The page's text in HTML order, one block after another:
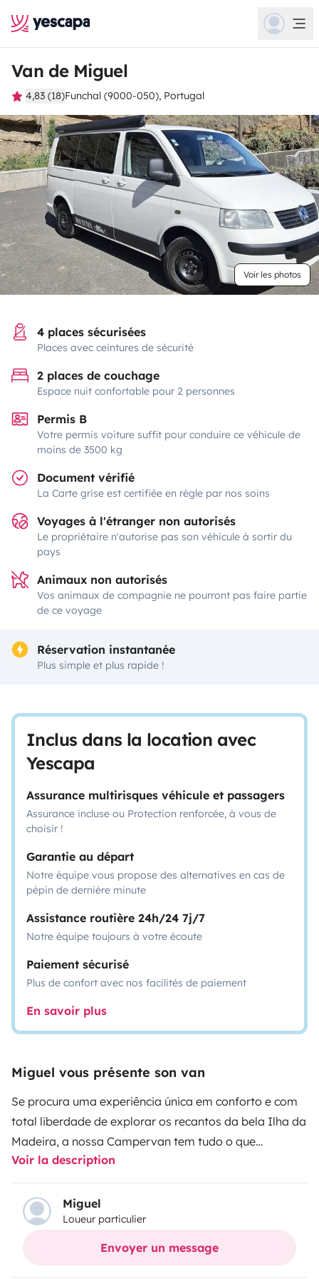
Van de Miguel
4,83 (18)Funchal (9000-050), Portugal
Voir les photos
4 places sécurisées
Places avec ceintures de sécurité
2 places de couchage
Espace nuit confortable pour 2 personnes
Permis B
Votre permis voiture suffit pour conduire ce véhicule de
moins de 3500 kg
Document vérifié
La Carte grise est certifiée en règle par nos soins
Voyages à l'étranger non autorisés
Le propriétaire n'autorise pas son véhicule à sortir du
pays
Animaux non autorisés
Vos animaux de compagnie ne pourront pas faire partie
de ce voyage
Réservation instantanée
Plus simple et plus rapide !
Inclus dans la location avec
Yescapa
Assurance multirisques véhicule et passagers
Assurance incluse ou Protection renforcée, à vous de
choisir !
Garantie au départ
Notre équipe vous propose des alternatives en cas de
pépin de dernière minute
Assistance routière 24h/24 7j/7
Notre équipe toujours à votre écoute
Paiement sécurisé
Plus de confort avec nos facilités de paiement
En savoir plus
Miguel vous présente son van
Se procura uma experiência única em conforto e com
total liberdade de explorar os recantos da bela Ilha da
Madeira, a nossa Campervan tem tudo o que
necessita!Pratica e confortável
com lençóis, edredons, cozinha prática e funcional com
todos os utensílios necessários, sanita química (on
request com taxa de limpeza de 50€), duche exterior e
toalhas permitem-lhe uma experiencia
Voir la description
Miguel
Loueur particulier
Envoyer un message